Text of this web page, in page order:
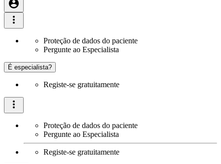
Proteção de dados do paciente
Pergunte ao Especialista
É especialista?
Registe-se gratuitamente
Proteção de dados do paciente
Pergunte ao Especialista
Registe-se gratuitamente